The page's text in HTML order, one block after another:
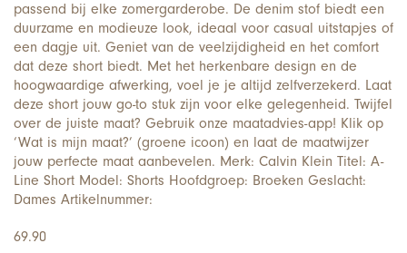
passend bij elke zomergarderobe. De denim stof biedt een
duurzame en modieuze look, ideaal voor casual uitstapjes of
een dagje uit. Geniet van de veelzijdigheid en het comfort
dat deze short biedt. Met het herkenbare design en de
hoogwaardige afwerking, voel je je altijd zelfverzekerd. Laat
deze short jouw go-to stuk zijn voor elke gelegenheid. Twijfel
over de juiste maat? Gebruik onze maatadvies-app! Klik op
‘Wat is mijn maat?’ (groene icoon) en laat de maatwijzer
jouw perfecte maat aanbevelen. Merk: Calvin Klein Titel: A-
Line Short Model: Shorts Hoofdgroep: Broeken Geslacht:
Dames Artikelnummer:
69.90